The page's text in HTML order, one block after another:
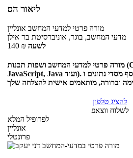
ליאור הס
מורה פרטי למדעי המחשב אונליין
מדעי המחשב, בוגר, אוניברסיטת בר אילן
140 ₪ לשעה
מורה פרטי למדעי המחשב ושפות תכנות (C#, Python, C++,
להציג טלפון
לשלוח ווצאפ
לפרופיל המלא
אונליין
פרונטלי